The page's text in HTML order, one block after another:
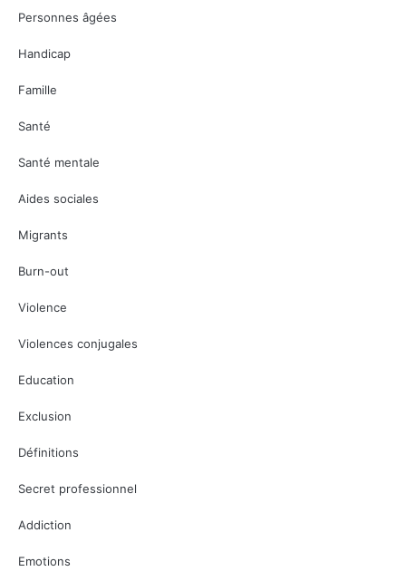
Personnes âgées
Handicap
Famille
Santé
Santé mentale
Aides sociales
Migrants
Burn-out
Violence
Violences conjugales
Education
Exclusion
Définitions
Secret professionnel
Addiction
Emotions